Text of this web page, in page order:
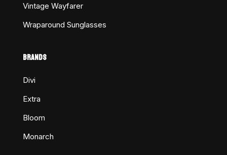
Vintage Wayfarer
Wraparound Sunglasses
BRANDS
Divi
Extra
Bloom
Monarch